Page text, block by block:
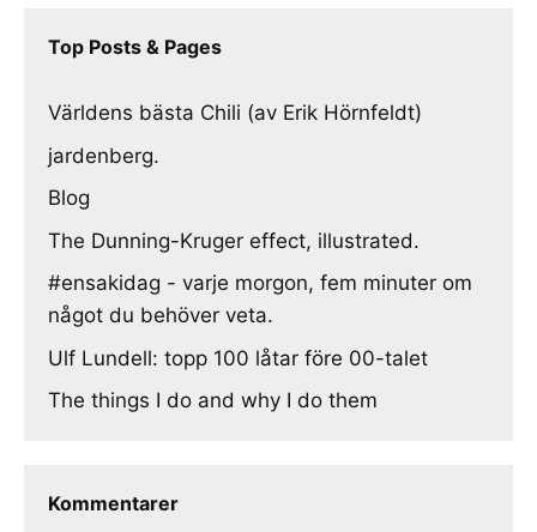
Top Posts & Pages
Världens bästa Chili (av Erik Hörnfeldt)
jardenberg.
Blog
The Dunning-Kruger effect, illustrated.
#ensakidag - varje morgon, fem minuter om
något du behöver veta.
Ulf Lundell: topp 100 låtar före 00-talet
The things I do and why I do them
Kommentarer